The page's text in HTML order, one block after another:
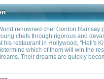
one drag queen is
the next superstar drag queen of
paced cooking competition that
and-coming chefs to turn a selection of
into an extraordinary three-course
a contestant gets “chopped” by
culinary luminaries until the last
standing claims victory.